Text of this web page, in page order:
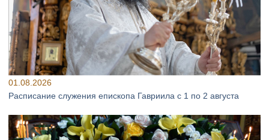
01.08.2026
Расписание служения епископа Гавриила с 1 по 2 августа